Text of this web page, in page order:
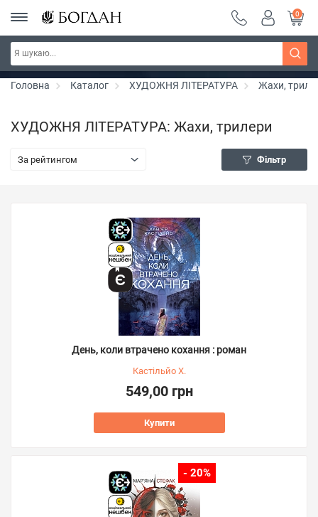
Серія "Чейзіана" ~ знижка 20%
0
Головна Каталог ХУДОЖНЯ ЛІТЕРАТУРА Жахи,
ХУДОЖНЯ ЛІТЕРАТУРА: Жахи, трилери
За рейтингом Фільтр
День, коли втрачено кохання : роман
Кастільйо Х.
549,00 грн
Купити
- 20%